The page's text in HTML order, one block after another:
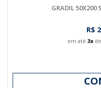
GRADIL 50X200
R$
em até 3xde